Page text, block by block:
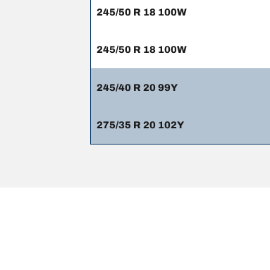
245/50 R 18 100W
245/50 R 18 100W
245/40 R 20 99Y
275/35 R 20 102Y